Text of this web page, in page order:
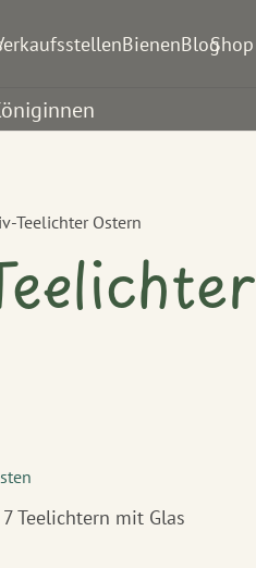
BienenBlogShop
Teelichter Ostern
Teelichtern mit Glas